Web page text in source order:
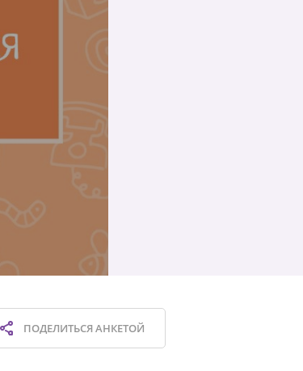
ПОДЕЛИТЬСЯАНКЕТОЙ